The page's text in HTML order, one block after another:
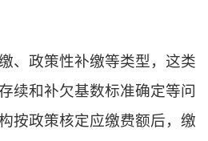
、政策性补缴等类型，这类
续和补欠基数标准确定等问
按政策核定应缴费额后，缴